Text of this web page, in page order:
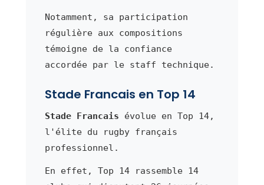
Notamment, sa participation
régulière aux compositions
témoigne de la confiance
accordée par le staff technique.
Stade Francais en Top 14
Stade Francais évolue en Top 14,
l'élite du rugby français
professionnel.
En effet, Top 14 rassemble 14